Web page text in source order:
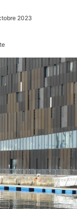
2023